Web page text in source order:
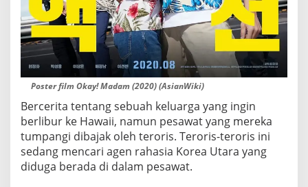
Poster film Okay! Madam (2020) (AsianWiki)
Bercerita tentang sebuah keluarga yang ingin
berlibur ke Hawaii, namun pesawat yang mereka
tumpangi dibajak oleh teroris. Teroris-teroris ini
sedang mencari agen rahasia Korea Utara yang
diduga berada di dalam pesawat.